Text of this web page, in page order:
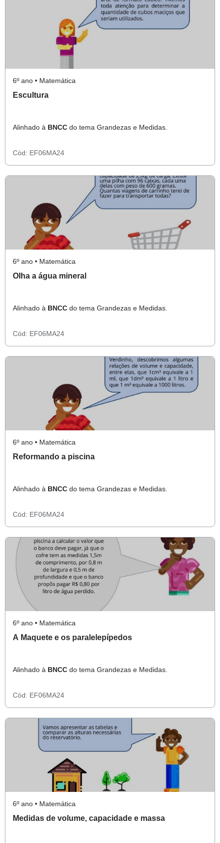
6º ano • Matemática
Escultura
Alinhado à BNCC do tema Grandezas e Medidas.
Cód: EF06MA24
6º ano • Matemática
Olha a água mineral
Alinhado à BNCC do tema Grandezas e Medidas.
Cód: EF06MA24
6º ano • Matemática
Reformando a piscina
Alinhado à BNCC do tema Grandezas e Medidas.
Cód: EF06MA24
6º ano • Matemática
A Maquete e os paralelepípedos
Alinhado à BNCC do tema Grandezas e Medidas.
Cód: EF06MA24
6º ano • Matemática
Medidas de volume, capacidade e massa